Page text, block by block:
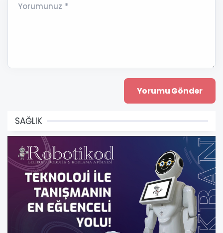
Yorumunuz *
SAĞLIK